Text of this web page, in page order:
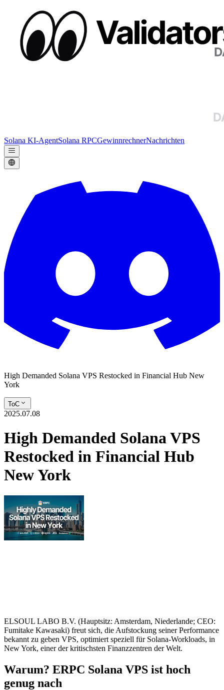
Solana KI-AgentSolana RPCGewinnrechnerNachrichten
High Demanded Solana VPS Restocked in Financial Hub New
York
ToC
2025.07.08
High Demanded Solana VPS
Restocked in Financial Hub
New York
ELSOUL LABO B.V. (Hauptsitz: Amsterdam, Niederlande; CEO:
Fumitake Kawasaki) freut sich, die Aufstockung seiner Performance
bekannt zu geben VPS, optimiert speziell für Solana-Workloads, in
New York, einer der kritischsten Finanzzentren der Welt.
Warum? ERPC Solana VPS ist hoch
genug nach